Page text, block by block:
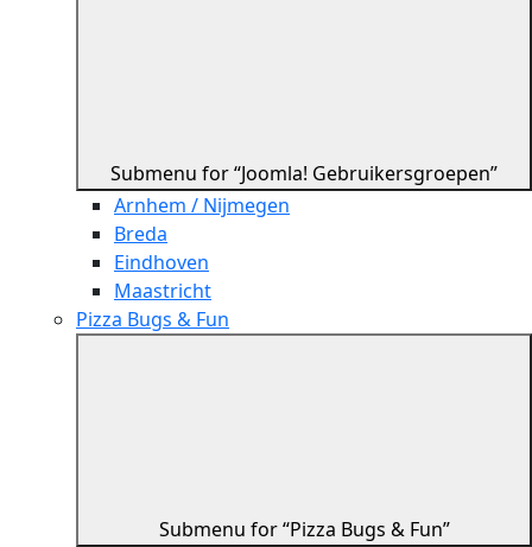
Submenu for “Joomla! Gebruikersgroepen”
Arnhem / Nijmegen
Breda
Eindhoven
Maastricht
Pizza Bugs & Fun
Submenu for “Pizza Bugs & Fun”